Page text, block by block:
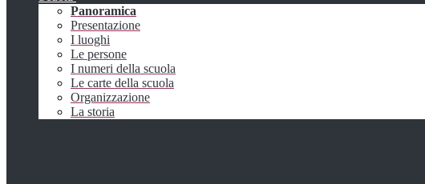
Panoramica
Presentazione
I luoghi
Le persone
I numeri della scuola
Le carte della scuola
Organizzazione
La storia